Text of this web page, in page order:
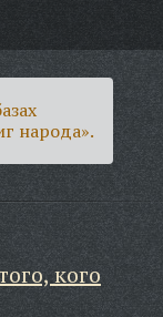
народа».
кого